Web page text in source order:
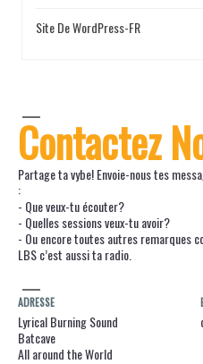
Site De WordPress-FR
Contactez
Partage ta vybe! Envoie-nous tes
:
- Que veux-tu écouter?
- Quelles sessions veux-tu avoir?
- Ou encore toutes autres remarques
LBS c’est aussi ta radio.
ADRESSE
Lyrical Burning Sound
Batcave
All around the World